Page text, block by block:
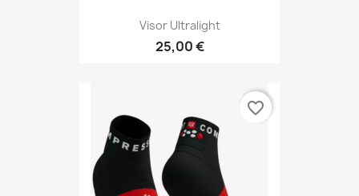
Visor Ultralight
25,00 €
favorite_border